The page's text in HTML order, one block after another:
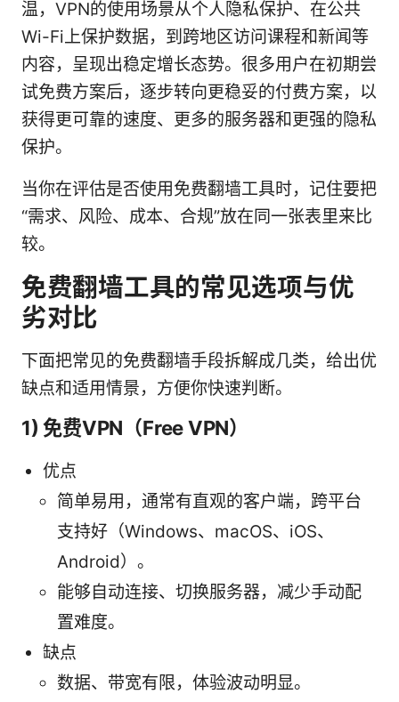
温，VPN的使用场景从个人隐私保护、在公共
Wi-Fi上保护数据，到跨地区访问课程和新闻等
内容，呈现出稳定增长态势。很多用户在初期尝
试免费方案后，逐步转向更稳妥的付费方案，以
获得更可靠的速度、更多的服务器和更强的隐私
保护。
当你在评估是否使用免费翻墙工具时，记住要把
“需求、风险、成本、合规”放在同一张表里来比
较。
免费翻墙工具的常见选项与优
劣对比
下面把常见的免费翻墙手段拆解成几类，给出优
缺点和适用情景，方便你快速判断。
1) 免费VPN（Free VPN）
优点
简单易用，通常有直观的客户端，跨平台
支持好（Windows、macOS、iOS、
Android）。
能够自动连接、切换服务器，减少手动配
置难度。
缺点
数据、带宽有限，体验波动明显。